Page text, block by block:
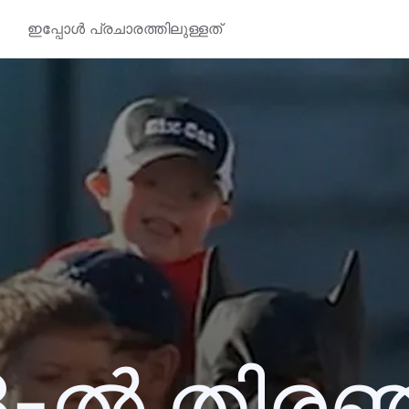
ഇപ്പോൾ പ്രചാരത്തിലുള്ളത്